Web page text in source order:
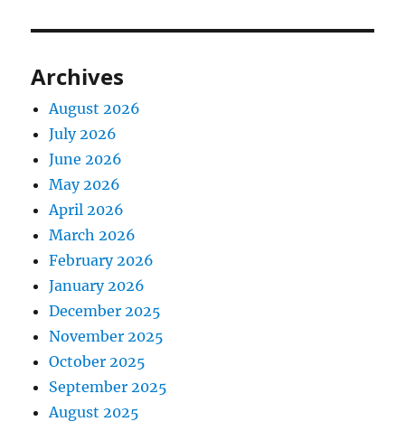
Archives
August 2026
July 2026
June 2026
May 2026
April 2026
March 2026
February 2026
January 2026
December 2025
November 2025
October 2025
September 2025
August 2025